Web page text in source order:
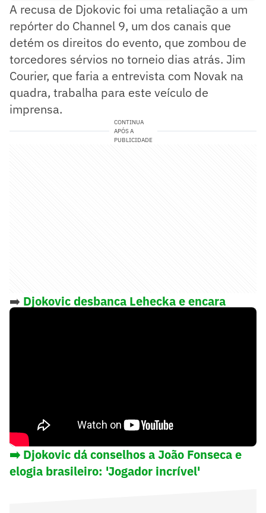
A recusa de Djokovic foi uma retaliação a um
repórter do Channel 9, um dos canais que
detém os direitos do evento, que zombou de
torcedores sérvios no torneio dias atrás. Jim
Courier, que faria a entrevista com Novak na
quadra, trabalha para este veículo de
imprensa.
CONTINUA
APÓS A
PUBLICIDADE
➡️ Djokovic desbanca Lehecka e encara
➡️ Djokovic dá conselhos a João Fonseca e
elogia brasileiro: 'Jogador incrível'